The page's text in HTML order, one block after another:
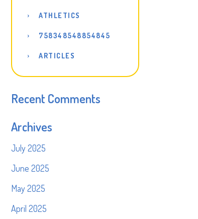
ATHLETICS
758348548854845
ARTICLES
Recent Comments
Archives
July 2025
June 2025
May 2025
April 2025